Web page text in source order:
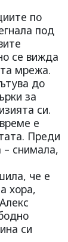
по
под
се вижда
мрежа.
до
за
си.
е
Преди
– снимала,
че е
хора,
си